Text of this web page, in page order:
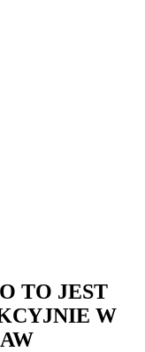
TO JEST
W